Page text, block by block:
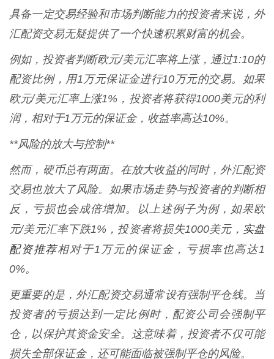
具备一定交易经验和市场判断能力的投资者来说，外
汇配资交易无疑提供了一个快速积累财富的机会。
例如，投资者判断欧元/美元汇率将上涨，通过1:10的
配资比例，用1万元保证金进行10万元的交易。如果
欧元/美元汇率上涨1%，投资者将获得1000美元的利
润，相对于1万元的保证金，收益率高达10%。
**风险的放大与控制**
然而，硬币总有两面。在放大收益的同时，外汇配资
交易也放大了风险。如果市场走势与投资者的判断相
反，亏损也会成倍增加。以上述例子为例，如果欧
元/美元汇率下跌1%，投资者将损失1000美元， 实盘
配资推荐相对于1万元的保证金，亏损率也高达1
0%。
更重要的是，外汇配资交易通常设有强制平仓线。当
投资者的亏损达到一定比例时，配资公司会强制平
仓，以保护其资金安全。这意味着，投资者不仅可能
损失全部保证金，还可能面临被强制平仓的风险。